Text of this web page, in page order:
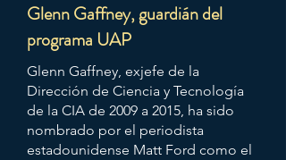
Glenn Gaffney, guardián del
programa UAP
Glenn Gaffney, exjefe de la
Dirección de Ciencia y Tecnología
de la CIA de 2009 a 2015, ha sido
nombrado por el periodista
estadounidense Matt Ford como el